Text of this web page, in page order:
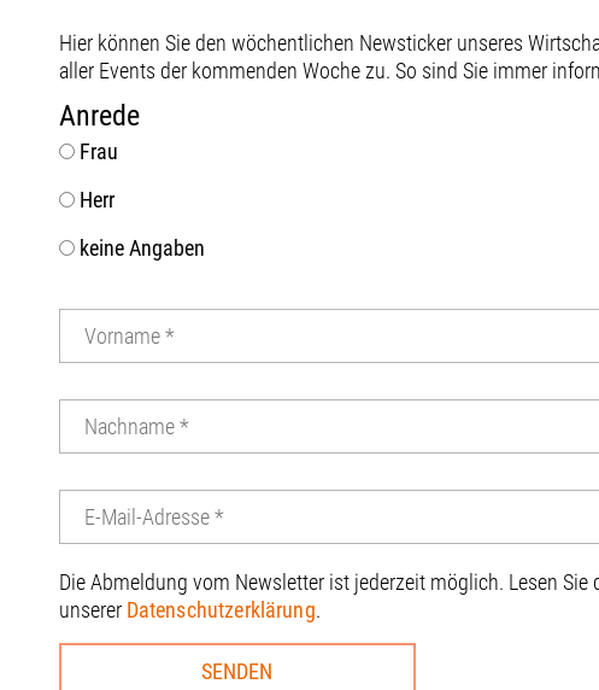
Hier können Sie den wöchentlichen Newsticker unseres
aller Events der kommenden Woche zu. So sind Sie immer
Anrede
Frau
Herr
keine Angaben
Die Abmeldung vom Newsletter ist jederzeit möglich. Lesen
unserer Datenschutzerklärung.